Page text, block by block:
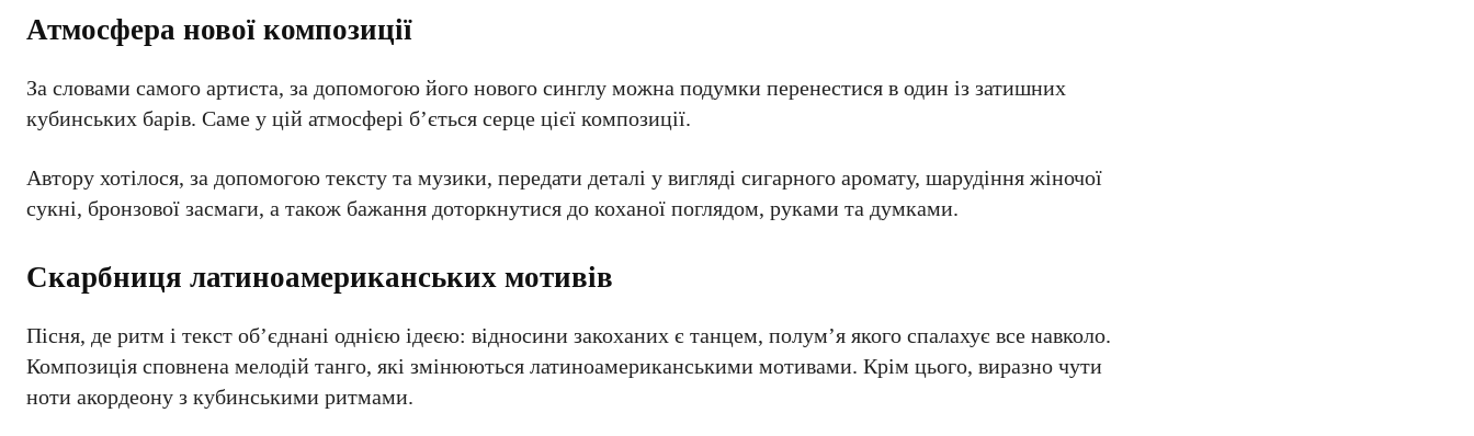
Атмосфера нової композиції
За словами самого артиста, за допомогою його нового синглу можна подумки перенестися в один із затишних
кубинських барів. Саме у цій атмосфері б’ється серце цієї композиції.
Автору хотілося, за допомогою тексту та музики, передати деталі у вигляді сигарного аромату, шарудіння жіночої
сукні, бронзової засмаги, а також бажання доторкнутися до коханої поглядом, руками та думками.
Скарбниця латиноамериканських мотивів
Пісня, де ритм і текст об’єднані однією ідеєю: відносини закоханих є танцем, полум’я якого спалахує все навколо.
Композиція сповнена мелодій танго, які змінюються латиноамериканськими мотивами. Крім цього, виразно чути
ноти акордеону з кубинськими ритмами.